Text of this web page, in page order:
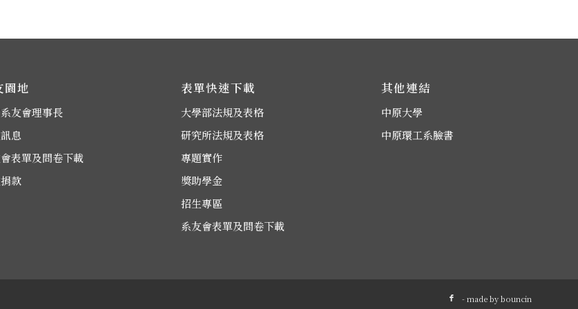
園地
友會理事長
息
表單及問卷下載
款
表單快速下載
大學部法規及表格
研究所法規及表格
專題實作
獎助學金
招生專區
系友會表單及問卷下載
其他連結
中原大學
中原環工系臉書
- made bybouncin